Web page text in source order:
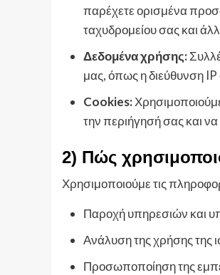
παρέχετε ορισμένα
ταχυδρομείου σας και
Δεδομένα χρήσης:
μας, όπως η διεύθυνση IP
Cookies:
την περιήγησή σας και
2) Πώς
Χρησιμοποιούμε τις
Παροχή υπηρεσιών και
Ανάλυση της χρήσης της
Προσωποποίηση της